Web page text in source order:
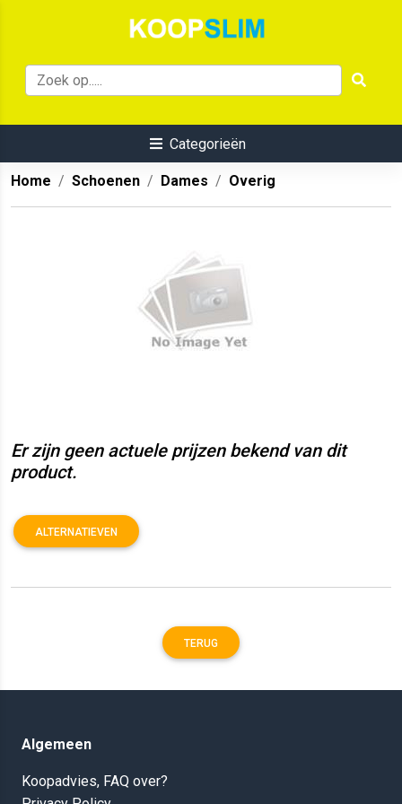
Categorieën
Home Schoenen Dames Overig
Er zijn geen actuele prijzen bekend van dit
product.
ALTERNATIEVEN
TERUG
Algemeen
Koopadvies, FAQ over?